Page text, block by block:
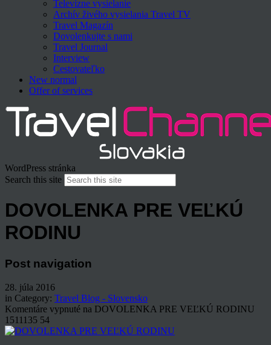
Televízne vysielanie
Archív živého vysielania Travel TV
Travel Magazín
Dovolenkujte s nami
Travel Journal
Interview
Cestovateľko
New normal
Offer of services
WordPress stránka
Search this site
DOVOLENKA PRE VEĽKÚ
RODINU
Post navigation
28. júla 2016
in Category: Travel Blog - Slovensko
Komentáre vypnuté na DOVOLENKA PRE VEĽKÚ RODINU
1511135 54